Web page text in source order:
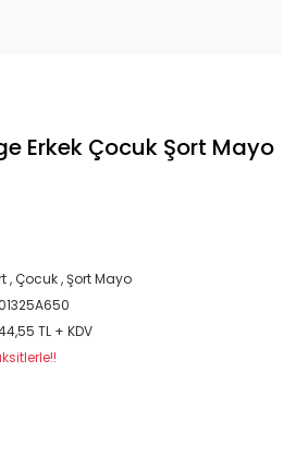
Erkek Çocuk Şort Mayo
,Çocuk ,Şort Mayo
TL + KDV